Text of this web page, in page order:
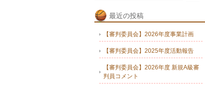
最近の投稿
【審判委員会】2026年度事業計画
【審判委員会】2025年度活動報告
【審判委員会】2026年度 新規A級審
判員コメント